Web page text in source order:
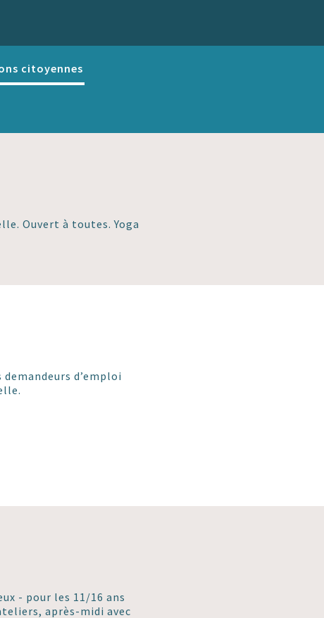
citoyennes
Ouvert à toutes. Yoga
d’emploi
- pour les 11/16 ans
après-midi avec